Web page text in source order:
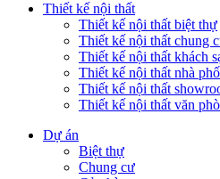
Thiết kế nội thất
Thiết kế nội thất biệt thự
Thiết kế nội thất chung
Thiết kế nội thất khách
Thiết kế nội thất nhà phố
Thiết kế nội thất
Thiết kế nội thất văn
Dự án
Biệt thự
Chung cư